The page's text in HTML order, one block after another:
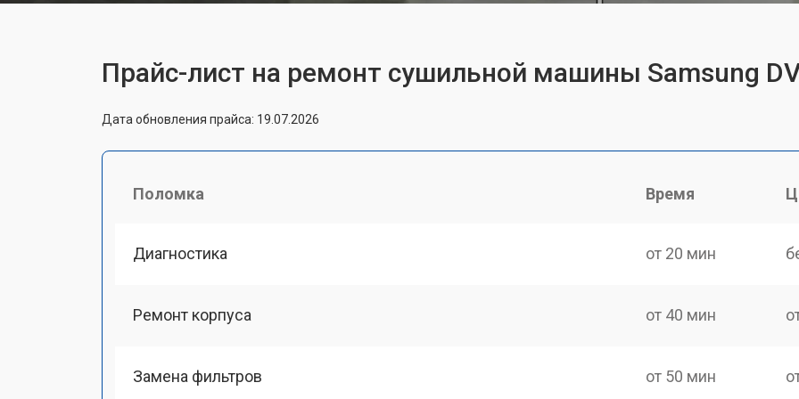
Прайс-лист на ремонт сушильной машины Samsung
Дата обновления прайса: 19.07.2026
Поломка Время
Диагностика от 20 мин
Ремонт корпуса от 40 мин
Замена фильтров от 50 мин